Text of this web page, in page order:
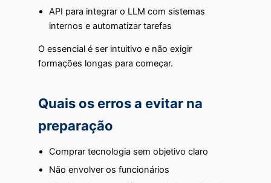
API para integrar o LLM com sistemas
internos e automatizar tarefas
O essencial é ser intuitivo e não exigir
formações longas para começar.
Quais os erros a evitar na
preparação
Comprar tecnologia sem objetivo claro
Não envolver os funcionários